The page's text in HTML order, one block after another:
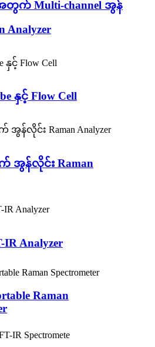
တွက် Multi-channel အွန်
Analyzer
နှင့် Flow Cell
အွန်လိုင်း Raman
Analyzer
Raman